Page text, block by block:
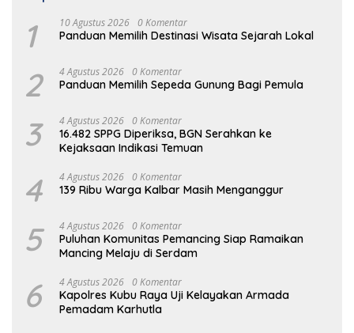
1 10 Agustus 2026 0 Komentar
Panduan Memilih Destinasi Wisata Sejarah Lokal
2 4 Agustus 2026 0 Komentar
Panduan Memilih Sepeda Gunung Bagi Pemula
3 4 Agustus 2026 0 Komentar
16.482 SPPG Diperiksa, BGN Serahkan ke
Kejaksaan Indikasi Temuan
4 4 Agustus 2026 0 Komentar
139 Ribu Warga Kalbar Masih Menganggur
5 4 Agustus 2026 0 Komentar
Puluhan Komunitas Pemancing Siap Ramaikan
Mancing Melaju di Serdam
6 4 Agustus 2026 0 Komentar
Kapolres Kubu Raya Uji Kelayakan Armada
Pemadam Karhutla